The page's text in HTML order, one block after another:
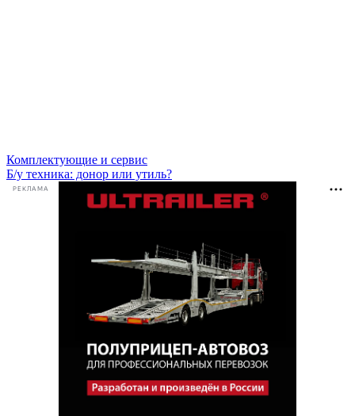
Комплектующие и сервис
Б/у техника: донор или утиль?
РЕКЛАМА